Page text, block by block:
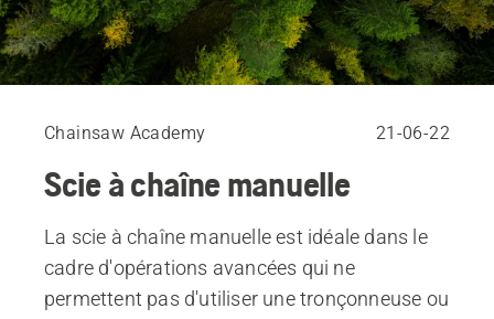
Chainsaw Academy 21-06-22
Scie à chaîne manuelle
La scie à chaîne manuelle est idéale dans le
cadre d'opérations avancées qui ne
permettent pas d'utiliser une tronçonneuse ou